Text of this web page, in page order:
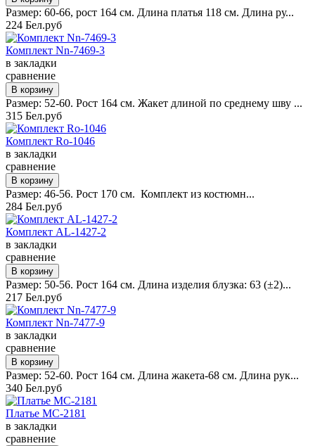
Размер: 60-66, рост 164 см. Длина платья 118 см. Длина ру...
224 Бел.руб
Комплект Nn-7469-3
в закладки
сравнение
Размер: 52-60. Рост 164 см. Жакет длиной по среднему шву ...
315 Бел.руб
Комплект Ro-1046
в закладки
сравнение
Размер: 46-56. Рост 170 см. Комплект из костюмн...
284 Бел.руб
Комплект AL-1427-2
в закладки
сравнение
Размер: 50-56. Рост 164 см. Длина изделия блузка: 63 (±2)...
217 Бел.руб
Комплект Nn-7477-9
в закладки
сравнение
Размер: 52-60. Рост 164 см. Длина жакета-68 см. Длина рук...
340 Бел.руб
Платье MC-2181
в закладки
сравнение